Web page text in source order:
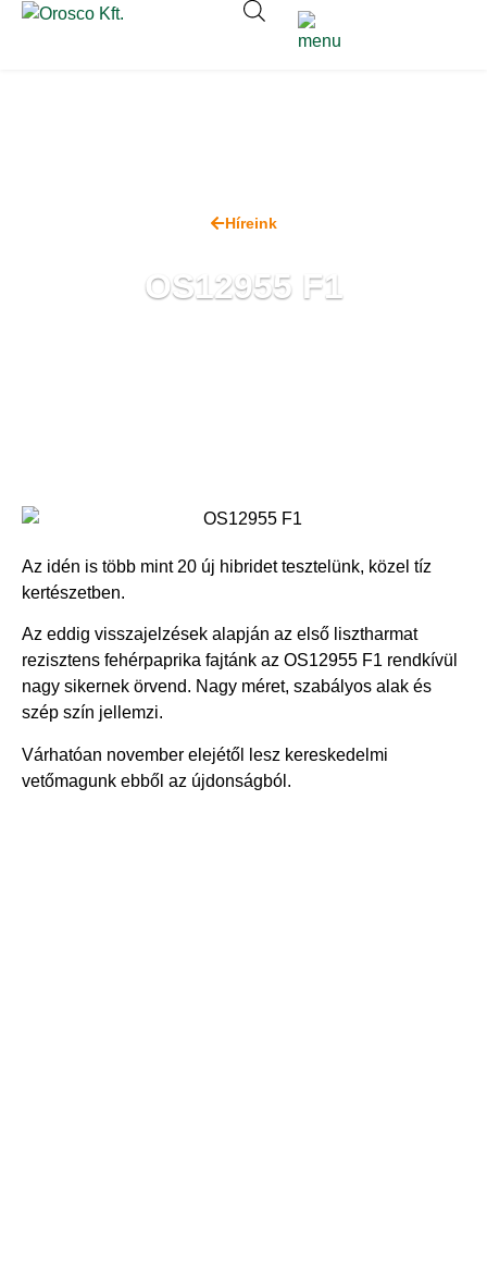
Híreink
OS12955 F1
Az idén is több mint 20 új hibridet tesztelünk, közel tíz
kertészetben.
Az eddig visszajelzések alapján az első lisztharmat
rezisztens fehérpaprika fajtánk az OS12955 F1 rendkívül
nagy sikernek örvend. Nagy méret, szabályos alak és
szép szín jellemzi.
Várhatóan november elejétől lesz kereskedelmi
vetőmagunk ebből az újdonságból.